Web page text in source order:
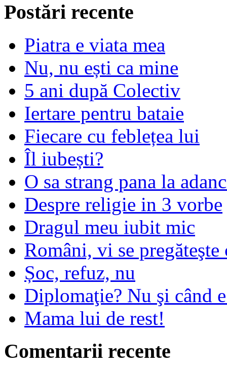
Postări recente
Piatra e viata mea
Nu, nu ești ca mine
5 ani după Colectiv
Iertare pentru bataie
Fiecare cu feblețea lui
Îl iubești?
O sa strang pana la
Despre religie in 3 vorbe
Dragul meu iubit mic
Români, vi se pregăteşte
Șoc, refuz, nu
Diplomaţie? Nu şi când
Mama lui de rest!
Comentarii recente